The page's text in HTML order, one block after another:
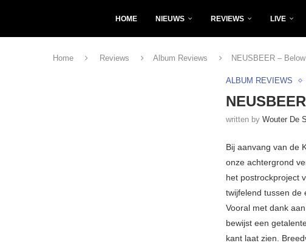
HOME NIEUWS REVIEWS LIVE
Home Reviews Album Reviews NEUSBEER –
ALBUM REVIEWS
written by Wouter De
Bij aanvang van de
onze achtergrond
het postrockproject
twijfelend tussen de
Vooral met dank
bewijst een
kant laat zien.